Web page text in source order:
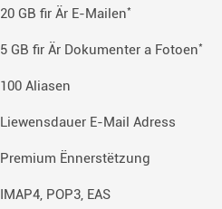
20 GB fir Är E-Mailen*
5 GB fir Är Dokumenter a Fotoen*
100 Aliasen
Liewensdauer E-Mail Adress
Premium Ënnerstëtzung
IMAP4, POP3, EAS